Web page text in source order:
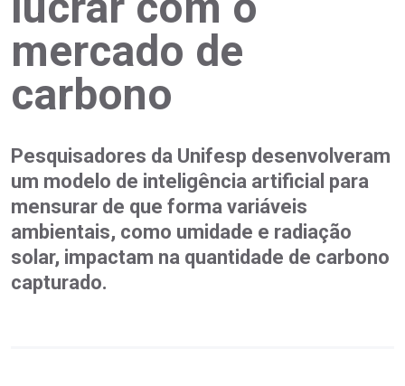
mercado de
carbono
Pesquisadores da Unifesp desenvolveram
um modelo de inteligência artificial para
mensurar de que forma variáveis
ambientais, como umidade e radiação
solar, impactam na quantidade de carbono
capturado.